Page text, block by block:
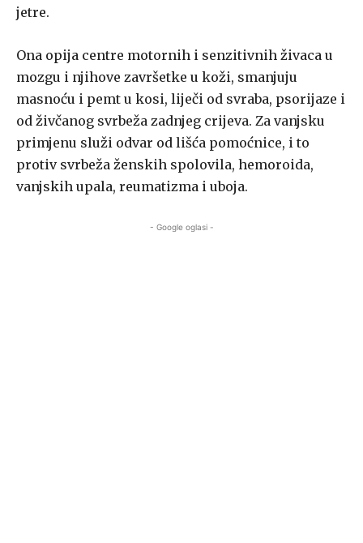
jetre.
Ona opija centre motornih i senzitivnih živaca u
mozgu i njihove završetke u koži, smanjuju
masnoću i pemt u kosi, liječi od svraba, psorijaze i
od živčanog svrbeža zadnjeg crijeva. Za vanjsku
primjenu služi odvar od lišća pomoćnice, i to
protiv svrbeža ženskih spolovila, hemoroida,
vanjskih upala, reumatizma i uboja.
- Google oglasi -